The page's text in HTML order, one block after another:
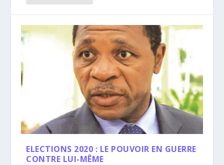
ELECTIONS 2020 : LE POUVOIR EN GUERRE
CONTRE LUI-MÊME